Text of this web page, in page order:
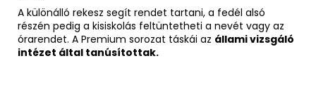
A különálló rekesz segít rendet tartani, a fedél alsó
részén pedig a kisiskolás feltüntetheti a nevét vagy az
órarendet. A Premium sorozat táskái az állami vizsgáló
intézet által tanúsítottak.